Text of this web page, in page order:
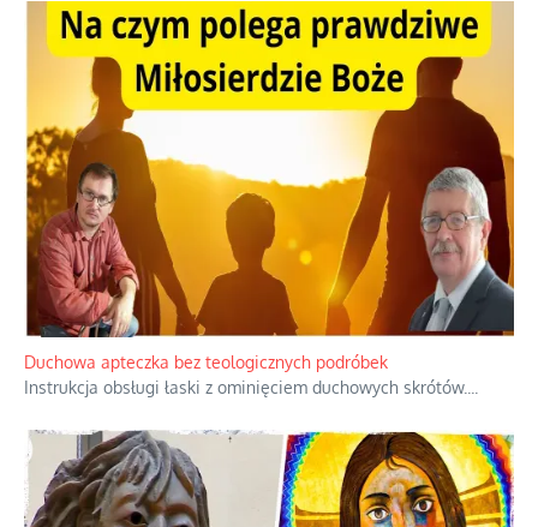
Duchowa apteczka bez teologicznych podróbek
Instrukcja obsługi łaski z ominięciem duchowych skrótów.